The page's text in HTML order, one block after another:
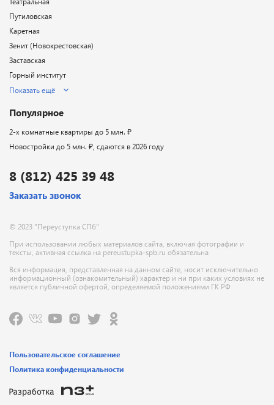
8 (812) 425 39 48
Заказать звонок
© 2023 "Переуступка СПб"
При использовании любых материалов сайта, включая фотографии и
тексты, активная ссылка на pereustupka-spb.ru обязательна
Вся информация, представленная на данном сайте, носит исключительно
информационный (ознакомительный) характер и ни при каких условиях не
является публичной офертой, определяемой положениями ГК РФ
Путиловская
Каретная
Зенит (Новокрестовская)
Заставская
Горный институт
Показать ещё
Популярное
2-х комнатные квартиры до 5 млн. ₽
Новостройки до 5 млн. ₽, сдаются в 2026 году
Пользовательское соглашение
Политика конфиденциальности